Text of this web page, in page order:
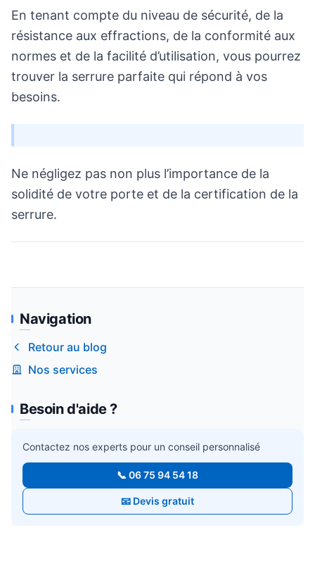
En tenant compte du niveau de sécurité, de la
résistance aux effractions, de la conformité aux
normes et de la facilité d’utilisation, vous pourrez
trouver la serrure parfaite qui répond à vos
besoins.
Ne négligez pas non plus l’importance de la
solidité de votre porte et de la certification de la
serrure.
Navigation
Retour au blog
Nos services
Besoin d'aide ?
Contactez nos experts pour un conseil personnalisé
📞 06 75 94 54 18
📧 Devis gratuit